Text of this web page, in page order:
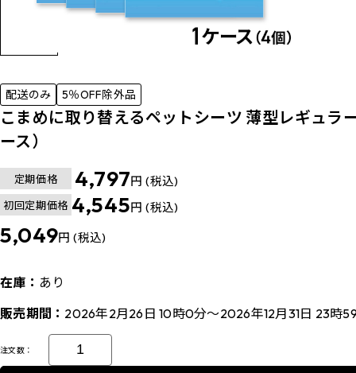
配送のみ 5％OFF除外品
こまめに取り替えるペットシーツ 薄型レギュラ
ース）
定期価格 4,797円 (税込)
初回定期価格 4,545円 (税込)
5,049円 (税込)
在庫： あり
販売期間： 2026年2月26日 10時0分～2026年12月31日 23時
注文数：